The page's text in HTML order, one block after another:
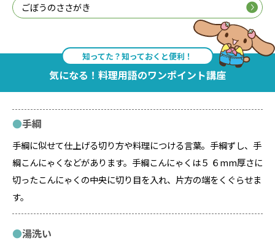
ごぼうのささがき
知ってた？知っておくと便利！
気になる！料理用語のワンポイント講座
手綱
手綱に似せて仕上げる切り方や料理につける言葉。手綱ずし、手
綱こんにゃくなどがあります。手綱こんにゃくは５ ６mm厚さに
切ったこんにゃくの中央に切り目を入れ、片方の端をくぐらせま
す。
湯洗い